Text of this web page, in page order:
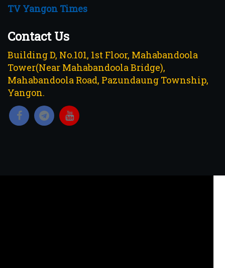
TV Yangon Times
Contact Us
Building D, No.101, 1st Floor, Mahabandoola
Tower(Near Mahabandoola Bridge),
Mahabandoola Road, Pazundaung Township,
Yangon.